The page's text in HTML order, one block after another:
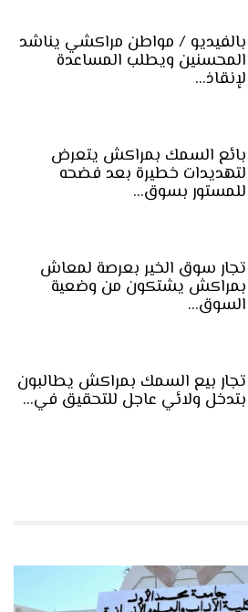
بالفيديو / مواطن مراكشي يناشد
المحسنين ويطلب المساعدة
لإنقاذ…
بائع السمك بمراكش يتعرض
لتهديدات خطيرة بعد فضحه
للمستور بسوق…
تجار سوق الخير بعرصة لمعاش
بمراكش يشتكون من وضعية
السوق…
تجار بيع السمك بمراكش يطالبون
بتدخل ولائي عاجل للتحقيق في…